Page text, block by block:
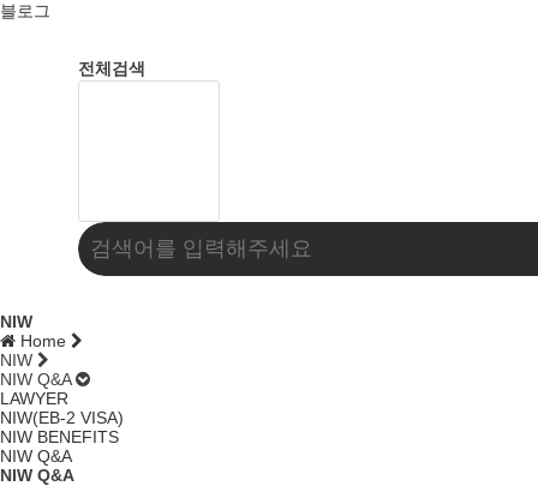
블로그
전체검색
NIW
Home
NIW
NIW Q&A
LAWYER
NIW(EB-2 VISA)
NIW BENEFITS
NIW Q&A
NIW Q&A